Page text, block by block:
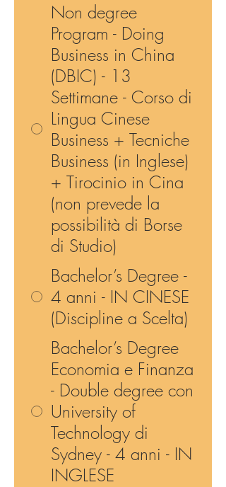
Non degree
Program - Doing
Business in China
(DBIC) - 13
Settimane - Corso di
Lingua Cinese
Business + Tecniche
Business (in Inglese)
+ Tirocinio in Cina
(non prevede la
possibilità di Borse
di Studio)
Bachelor’s Degree -
4 anni - IN CINESE
(Discipline a Scelta)
Bachelor’s Degree
Economia e Finanza
- Double degree con
University of
Technology di
Sydney - 4 anni - IN
INGLESE